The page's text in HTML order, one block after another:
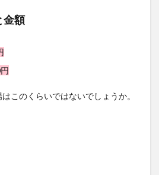
金額
このくらいではないでしょうか。